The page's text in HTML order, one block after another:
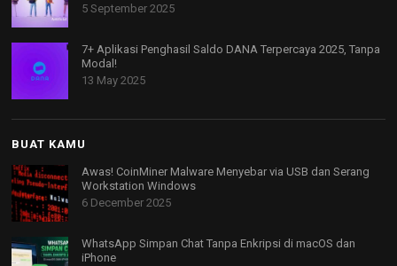
5 September 2025
7+ Aplikasi Penghasil Saldo DANA Terpercaya 2025, Tanpa
Modal!
13 May 2025
BUAT KAMU
Awas! CoinMiner Malware Menyebar via USB dan Serang
Workstation Windows
6 December 2025
WhatsApp Simpan Chat Tanpa Enkripsi di macOS dan
iPhone